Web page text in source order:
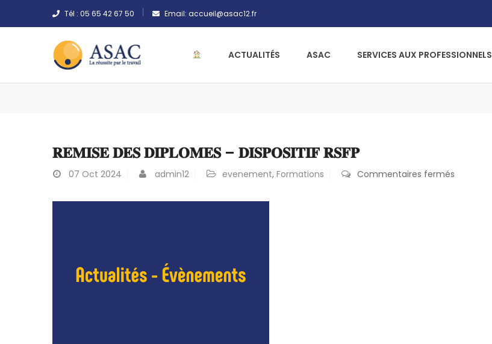
Tél : 05 65 42 67 50 Email: accueil@asac12.fr
ACTUALITÉS ASAC SERVICES AUX PROFESSIONNELS
𝐑𝐄𝐌𝐈𝐒𝐄 𝐃𝐄𝐒 𝐃𝐈𝐏𝐋𝐎𝐌𝐄𝐒 – 𝐃𝐈𝐒𝐏𝐎𝐒𝐈𝐓𝐈𝐅 𝐑𝐒𝐅𝐏
07 Oct 2024 admin12 evenement, Formations Commentaires fermés